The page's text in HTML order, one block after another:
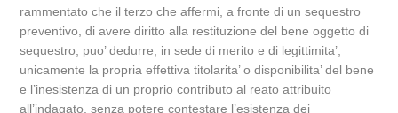
rammentato che il terzo che affermi, a fronte di un sequestro
preventivo, di avere diritto alla restituzione del bene oggetto di
sequestro, puo’ dedurre, in sede di merito e di legittimita’,
unicamente la propria effettiva titolarita’ o disponibilita’ del bene
e l’inesistenza di un proprio contributo al reato attribuito
all’indagato, senza potere contestare l’esistenza dei